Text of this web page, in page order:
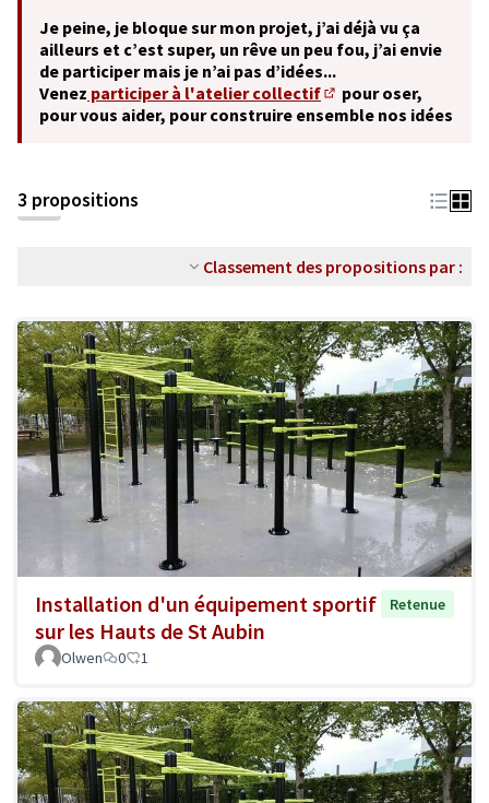
Je peine, je bloque sur mon projet, j’ai déjà vu ça
ailleurs et c’est super, un rêve un peu fou, j’ai envie
de participer mais je n’ai pas d’idées...
Venez participer à l'atelier collectif
(S'ouvre dans un
pour oser,
pour vous aider, pour construire ensemble nos idées
3 propositions
Classement des propositions par :
Installation d'un équipement sportif
sur les Hauts de St Aubin
Retenue
Olwen 0 1